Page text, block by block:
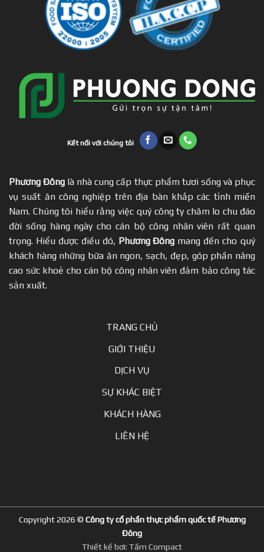
Kết nối với chúng tôi
Phương Đông là nhà cung cấp thực phẩm tươi sống và phục
vụ suất ăn công nghiệp trên địa bàn khắp các tỉnh miền
Nam. Chúng tôi hiểu rằng việc quý công ty chăm lo chu đáo
đời sống hàng ngày cho cán bộ công nhân viên rất quan
trọng. Hiểu được điều đó, Phương Đông mang đến cho quý
khách hàng những bữa ăn ngon, sạch, đẹp, góp phần nâng
cao sức khoẻ cho cán bộ công nhân viên đảm bảo công tác
sản xuất.
TRANG CHỦ
GIỚI THIỆU
DỊCH VỤ
SỰ KHÁC BIỆT
KHÁCH HÀNG
LIÊN HỆ
Copyright 2026 © Công ty cổ phần thực phẩm quốc tế Phương
Đông
Thiết kế bơi: Tấm Compact